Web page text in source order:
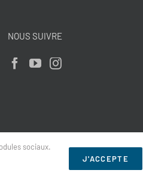
NOUS SUIVRE
sociaux.
J'ACCEPTE